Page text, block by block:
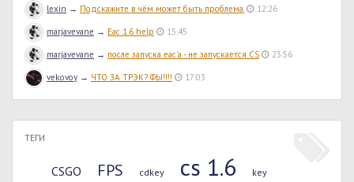
lexin → Подскажите в чём может быть проблема. 12:26
marjavevane → Eac 1.6 help 15:45
marjavevane → после запуска eac'а - не запускается CS 23:56
vekovoy → ЧТО ЗА ТРЭК? ФЫ!!!! 17:03
ТЕГИ
CSGO FPS cdkey cs 1.6
key